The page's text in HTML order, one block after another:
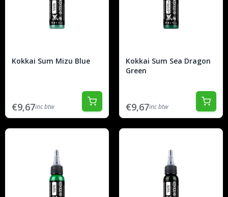
Kokkai Sum Mizu Blue
€9,67inc btw
Kokkai Sum Sea Dragon
Green
€9,67inc btw